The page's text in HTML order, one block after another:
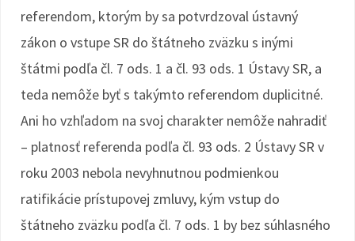
referendom, ktorým by sa potvrdzoval ústavný
zákon o vstupe SR do štátneho zväzku s inými
štátmi podľa čl. 7 ods. 1 a čl. 93 ods. 1 Ústavy SR, a
teda nemôže byť s takýmto referendom duplicitné.
Ani ho vzhľadom na svoj charakter nemôže nahradiť
– platnosť referenda podľa čl. 93 ods. 2 Ústavy SR v
roku 2003 nebola nevyhnutnou podmienkou
ratifikácie prístupovej zmluvy, kým vstup do
štátneho zväzku podľa čl. 7 ods. 1 by bez súhlasného